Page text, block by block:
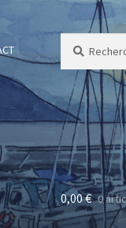
pour :
0,00€ 0